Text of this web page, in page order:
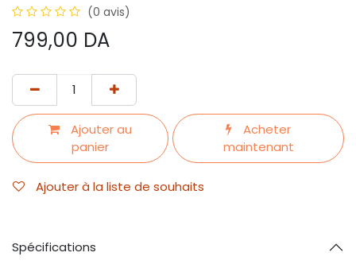
(0 avis)
799,00 DA
Ajouter au
panier
Acheter
maintenant
Ajouter à la liste de souhaits
Spécifications